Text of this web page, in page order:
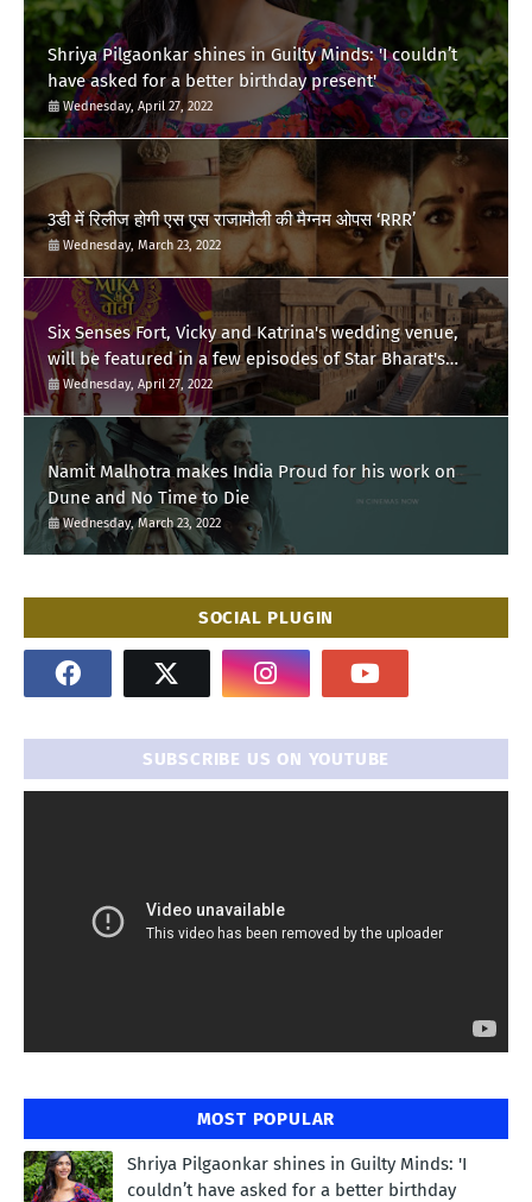
Shriya Pilgaonkar shines in Guilty Minds: 'I couldn’t
have asked for a better birthday present'
Wednesday, April 27, 2022
3डी में रिलीज होगी एस एस राजामौली की मैग्नम ओपस ‘RRR’
Wednesday, March 23, 2022
Six Senses Fort, Vicky and Katrina's wedding venue,
will be featured in a few episodes of Star Bharat's
'Swayamvar- Mika Di Vohti'?
Wednesday, April 27, 2022
Namit Malhotra makes India Proud for his work on
Dune and No Time to Die
Wednesday, March 23, 2022
SOCIAL PLUGIN
SUBSCRIBE US ON YOUTUBE
MOST POPULAR
Shriya Pilgaonkar shines in Guilty Minds: 'I
couldn’t have asked for a better birthday